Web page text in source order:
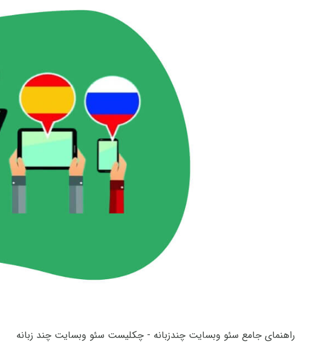
راهنمای جامع سئو وبسایت چندزبانه - چکلیست سئو وبسایت چند زبانه